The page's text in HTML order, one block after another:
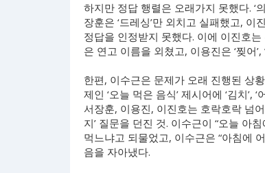
하지만 정답 행렬은 오래가지 못했다. ‘
장훈은 ‘드레싱’만 외치고 실패했고, 이
정답을 인정받지 못했다. 이에 이진호
은 연고 이름을 외쳤고, 이용진은 ‘찢어
한편, 이수근은 문제가 오래 진행된 상
제인 ‘오늘 먹은 음식’ 제시어에 ‘김치’,
서장훈, 이용진, 이진호는 호락호락 넘
지’ 질문을 던진 것. 이수근이 “오늘 아
먹느냐고 되물었고, 이수근은 “아침에
음을 자아냈다.